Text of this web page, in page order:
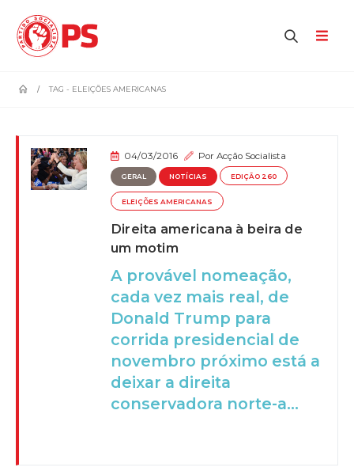
TAG - ELEIÇÕES AMERICANAS
04/03/2016 PorAcção Socialista
GERAL NOTÍCIAS EDIÇÃO 260
ELEIÇÕES AMERICANAS
Direita americana à beira de
um motim
A provável nomeação,
cada vez mais real, de
Donald Trump para
corrida presidencial de
novembro próximo está a
deixar a direita
conservadora norte-a...